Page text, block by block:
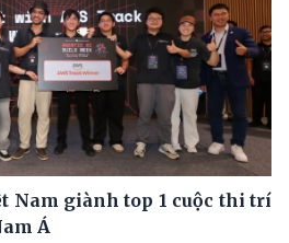
Nam giành top 1 cuộc thi trí
Á